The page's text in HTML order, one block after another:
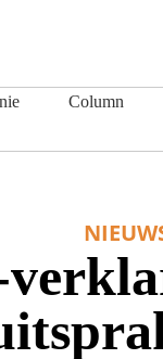
Column